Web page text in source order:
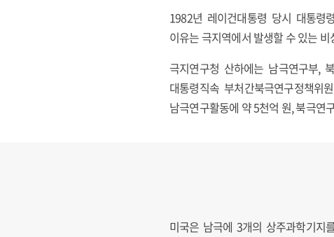
1982년 레이건대통령 당시 대통령
이유는 극지역에서 발생할 수 있는
극지연구청 산하에는 남극연구부,
대통령직속 부처간북극연구정책위
남극연구활동에 약 5천억 원, 북극연
미국은 남극에 3개의 상주과학기지